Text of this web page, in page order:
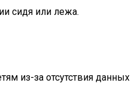
сидя или лежа.
из-за отсутствия данных